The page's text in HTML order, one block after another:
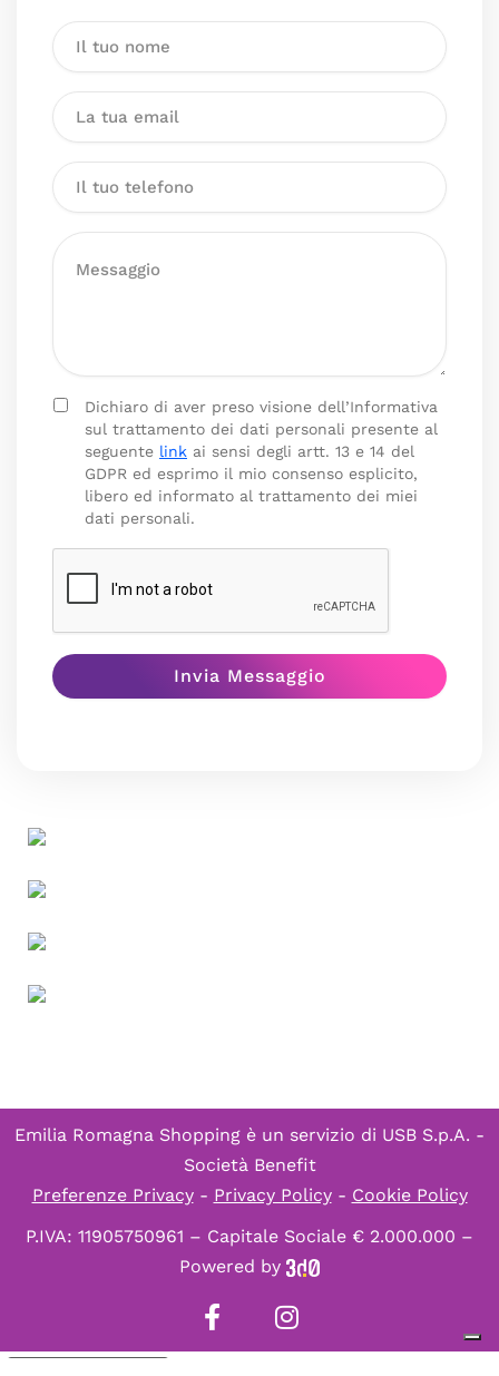
Dichiaro di aver preso visione dell’Informativa
sul trattamento dei dati personali presente al
seguente link ai sensi degli artt. 13 e 14 del
GDPR ed esprimo il mio consenso esplicito,
libero ed informato al trattamento dei miei
dati personali.
Emilia Romagna Shopping è un servizio di USB S.p.A. -
Società Benefit
Preferenze Privacy- Privacy Policy- Cookie Policy
P.IVA: 11905750961 – Capitale Sociale € 2.000.000 –
Powered by